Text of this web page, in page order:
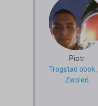
Piotr
Zwoleń